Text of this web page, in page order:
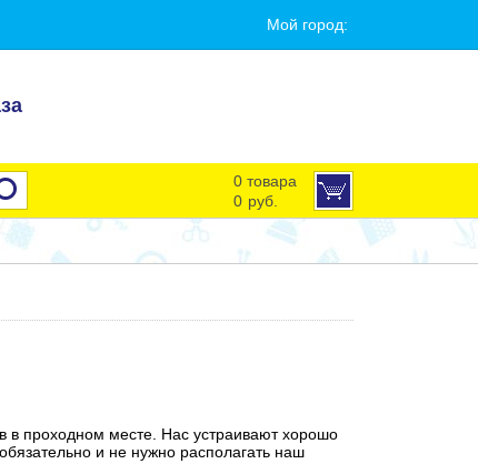
Мой город:
0 товара
0 руб.
в проходном месте. Нас устраивают хорошо
и не нужно располагать наш